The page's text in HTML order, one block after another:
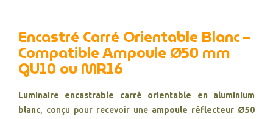
Encastré Carré Orientable Blanc –
Compatible Ampoule Ø50 mm
GU10 ou MR16
Luminaire encastrable carré orientable en aluminium
blanc, conçu pour recevoir une ampoule réflecteur Ø50